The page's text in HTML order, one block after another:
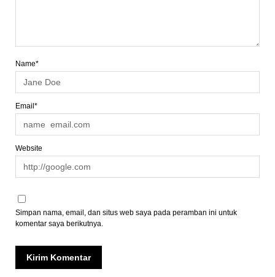
Name*
Email*
Website
Simpan nama, email, dan situs web saya pada peramban ini untuk
komentar saya berikutnya.